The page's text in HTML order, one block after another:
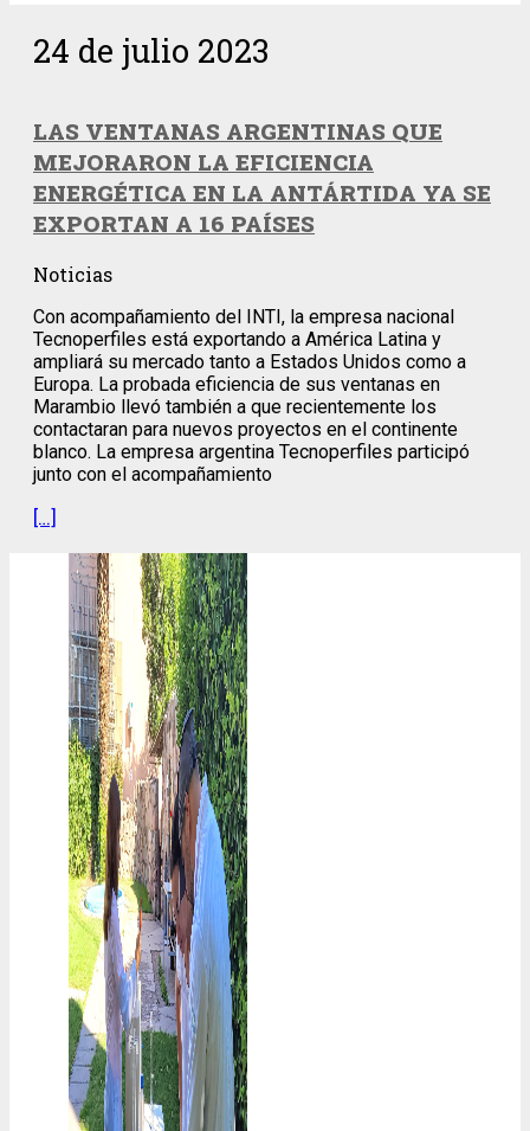
24 de julio 2023
LAS VENTANAS ARGENTINAS QUE
MEJORARON LA EFICIENCIA
ENERGÉTICA EN LA ANTÁRTIDA YA SE
EXPORTAN A 16 PAÍSES
Noticias
Con acompañamiento del INTI, la empresa nacional
Tecnoperfiles está exportando a América Latina y
ampliará su mercado tanto a Estados Unidos como a
Europa. La probada eficiencia de sus ventanas en
Marambio llevó también a que recientemente los
contactaran para nuevos proyectos en el continente
blanco. La empresa argentina Tecnoperfiles participó
junto con el acompañamiento
[…]